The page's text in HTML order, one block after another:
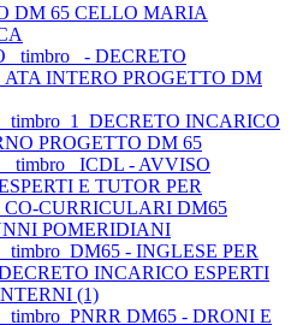
DM 65 CELLO MARIA
timbro_ - DECRETO
INTERO PROGETTO DM
INCARICO
PROGETTO DM 65
timbro _ICDL - AVVISO
E TUTOR PER
CO-CURRICULARI DM65
POMERIDIANI
- INGLESE PER
INCARICO ESPERTI
(1)
DM65 - DRONI E